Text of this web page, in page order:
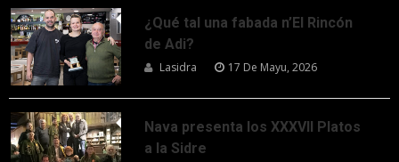
¿Qué tal una fabada n’El Rincón
de Adi?
Lasidra 17 De Mayu, 2026
Nava presenta los XXXVII Platos
a la Sidre